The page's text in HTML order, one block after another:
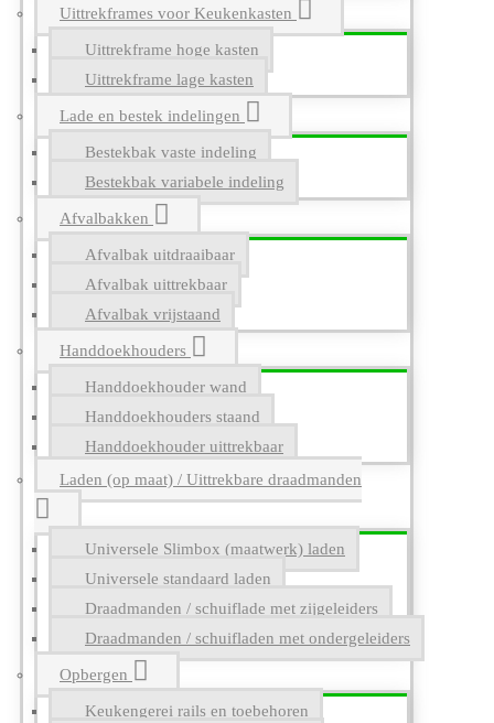
Uittrekframes voor Keukenkasten
Uittrekframe hoge kasten
Uittrekframe lage kasten
Lade en bestek indelingen
Bestekbak vaste indeling
Bestekbak variabele indeling
Afvalbakken
Afvalbak uitdraaibaar
Afvalbak uittrekbaar
Afvalbak vrijstaand
Handdoekhouders
Handdoekhouder wand
Handdoekhouders staand
Handdoekhouder uittrekbaar
Laden (op maat) / Uittrekbare draadmanden
Universele Slimbox (maatwerk) laden
Universele standaard laden
Draadmanden / schuiflade met zijgeleiders
Draadmanden / schuifladen met ondergeleiders
Opbergen
Keukengerei rails en toebehoren